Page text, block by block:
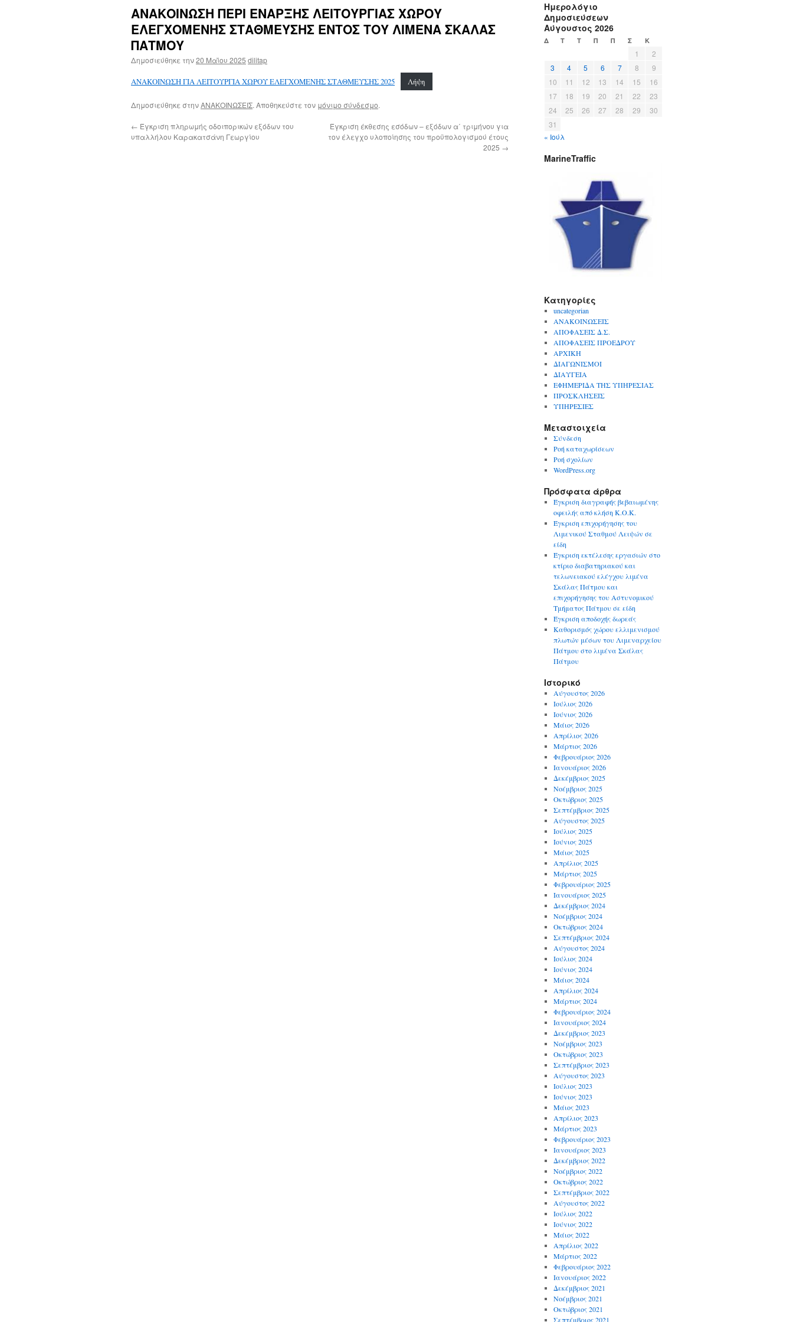
ΑΝΑΚΟΙΝΩΣΗ ΠΕΡΙ ΕΝΑΡΞΗΣ ΛΕΙΤΟΥΡΓΙΑΣ ΧΩΡΟΥ
ΕΛΕΓΧΟΜΕΝΗΣ ΣΤΑΘΜΕΥΣΗΣ ΕΝΤΟΣ ΤΟΥ ΛΙΜΕΝΑ ΣΚΑΛΑΣ
ΠΑΤΜΟΥ
Δημοσιεύθηκε την20 Μαΐου 2025 dilitap
ΑΝΑΚΟΙΝΩΣΗ ΓΙΑ ΛΕΙΤΟΥΡΓΙΑ ΧΩΡΟΥ ΕΛΕΓΧΟΜΕΝΗΣ ΣΤΑΘΜΕΥΣΗΣ 2025 Λήψη
Δημοσιεύθηκε στηνΑΝΑΚΟΙΝΩΣΕΙΣ. Αποθηκεύστε τον μόνιμο σύνδεσμο.
← Έγκριση πληρωμής οδοιπορικών εξόδων του
υπαλλήλου Καρακατσάνη Γεωργίου
Έγκριση έκθεσης εσόδων – εξόδων α΄ τριμήνου για
τον έλεγχο υλοποίησης του προϋπολογισμού έτους
2025 →
Ημερολόγιο
Δημοσιεύσεων
Αύγουστος 2026
Δ Τ Τ Π Π Σ Κ
1
2
3
4 5 6 7 8
9
10
11 12 13 14 15
16
17
18 19 20 21 22
23
24
25 26 27 28 29
30
31
« Ιούλ
MarineTraffic
Kατηγορίες
uncategorian
ΑΝΑΚΟΙΝΩΣΕΙΣ
ΑΠΟΦΑΣΕΙΣ Δ.Σ.
ΑΠΟΦΑΣΕΙΣ ΠΡΟΕΔΡΟΥ
ΑΡΧΙΚΗ
ΔΙΑΓΩΝΙΣΜΟΙ
ΔΙΑΥΓΕΙΑ
ΕΦΗΜΕΡΙΔΑ ΤΗΣ ΥΠΗΡΕΣΙΑΣ
ΠΡΟΣΚΛΗΣΕΙΣ
ΥΠΗΡΕΣΙΕΣ
Μεταστοιχεία
Σύνδεση
Ροή καταχωρίσεων
Ροή σχολίων
WordPress.org
Πρόσφατα άρθρα
Έγκριση διαγραφής βεβαιωμένης
οφειλής από κλήση Κ.Ο.Κ.
Έγκριση επιχορήγησης του
Λιμενικού Σταθμού Λειψών σε
είδη
Έγκριση εκτέλεσης εργασιών στο
κτίριο διαβατηριακού και
τελωνειακού ελέγχου λιμένα
Σκάλας Πάτμου και
επιχορήγησης του Αστυνομικού
Τμήματος Πάτμου σε είδη
Έγκριση αποδοχής δωρεάς
Καθορισμός χώρου ελλιμενισμού
πλωτών μέσων του Λιμεναρχείου
Πάτμου στο λιμένα Σκάλας
Πάτμου
Ιστορικό
Αύγουστος 2026
Ιούλιος 2026
Ιούνιος 2026
Μάιος 2026
Απρίλιος 2026
Μάρτιος 2026
Φεβρουάριος 2026
Ιανουάριος 2026
Δεκέμβριος 2025
Νοέμβριος 2025
Οκτώβριος 2025
Σεπτέμβριος 2025
Αύγουστος 2025
Ιούλιος 2025
Ιούνιος 2025
Μάιος 2025
Απρίλιος 2025
Μάρτιος 2025
Φεβρουάριος 2025
Ιανουάριος 2025
Δεκέμβριος 2024
Νοέμβριος 2024
Οκτώβριος 2024
Σεπτέμβριος 2024
Αύγουστος 2024
Ιούλιος 2024
Ιούνιος 2024
Μάιος 2024
Απρίλιος 2024
Μάρτιος 2024
Φεβρουάριος 2024
Ιανουάριος 2024
Δεκέμβριος 2023
Νοέμβριος 2023
Οκτώβριος 2023
Σεπτέμβριος 2023
Αύγουστος 2023
Ιούλιος 2023
Ιούνιος 2023
Μάιος 2023
Απρίλιος 2023
Μάρτιος 2023
Φεβρουάριος 2023
Ιανουάριος 2023
Δεκέμβριος 2022
Νοέμβριος 2022
Οκτώβριος 2022
Σεπτέμβριος 2022
Αύγουστος 2022
Ιούλιος 2022
Ιούνιος 2022
Μάιος 2022
Απρίλιος 2022
Μάρτιος 2022
Φεβρουάριος 2022
Ιανουάριος 2022
Δεκέμβριος 2021
Νοέμβριος 2021
Οκτώβριος 2021
Σεπτέμβριος 2021